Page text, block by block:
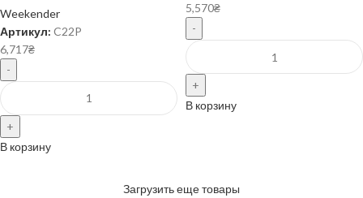
Weekender
Артикул: C22P
6,717₴
В корзину
5,570₴
В корзину
Загрузить еще товары